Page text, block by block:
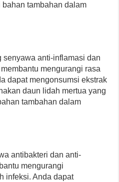
tambahan dalam
senyawa anti-inflamasi dan
mengurangi rasa
dapat mengonsumsi ekstrak
daun lidah mertua yang
tambahan dalam
antibakteri dan anti-
mengurangi
infeksi. Anda dapat